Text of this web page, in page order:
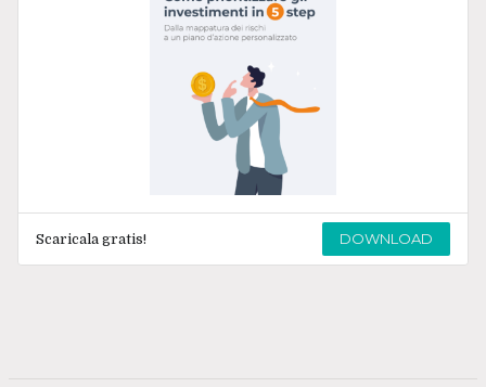
Scaricala gratis! DOWNLOAD